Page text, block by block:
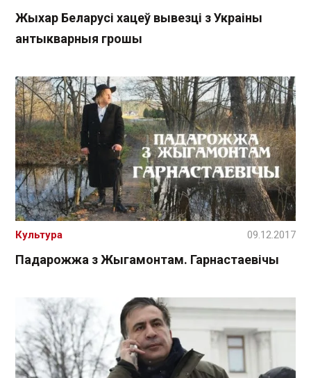
Жыхар Беларусі хацеў вывезці з Украіны
антыкварныя грошы
Падарожжа з Жыгамонтам. Гарнастаевічы
Культура 09.12.2017